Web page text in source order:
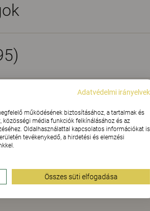
a kellemes
Adatvédelmi irányelvek
működésének biztosításához, a tartalmak és
közösségi média funkciók felkínálásához és az
Oldalhasználattal kapcsolatos információkat is
tevékenykedő, a hirdetési és elemzési
Összes süti elfogadása